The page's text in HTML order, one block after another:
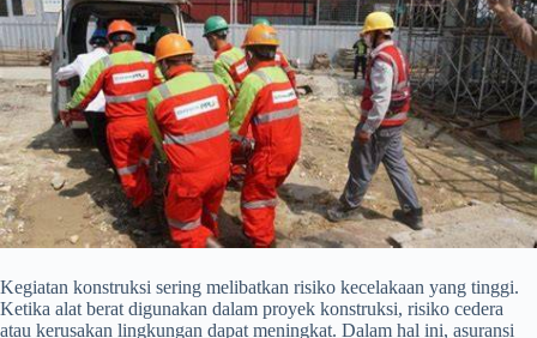
Kegiatan konstruksi sering melibatkan risiko kecelakaan yang tinggi.
Ketika alat berat digunakan dalam proyek konstruksi, risiko cedera
atau kerusakan lingkungan dapat meningkat. Dalam hal ini, asuransi